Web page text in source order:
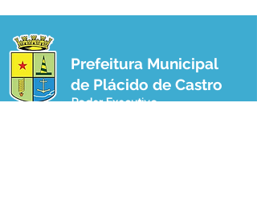
Prefeitura Municipal
de Plácido de Castro
Poder Executivo